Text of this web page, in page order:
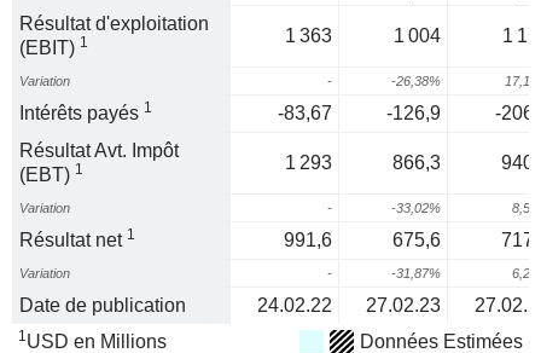
Résultat d'exploitation
(EBIT) 1 1 363 1 004 1
Variation - -26,38%
Intérêts payés 1 -83,67 -126,9
-
Résultat Avt. Impôt
(EBT) 1 1 293 866,3
Variation - -33,02%
Résultat net 1 991,6 675,6
Variation - -31,87%
Date de publication 24.02.22 27.02.23
1USD en Millions Données Estimées